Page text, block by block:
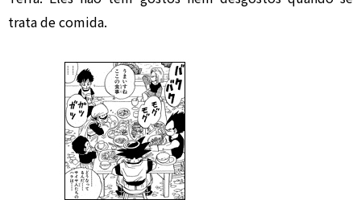
trata de comida.